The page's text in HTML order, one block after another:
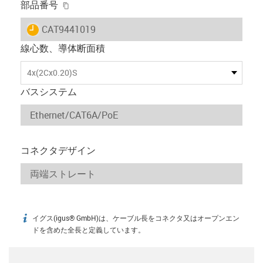
部品番号
igus-icon-lieferzeit
CAT9441019
線心数、導体断面積
4x(2Cx0.20)S
バスシステム
コネクタデザイン
igus-icon-info
イグス(igus® GmbH)は、ケーブル長をコネクタ又はオープンエン
ドを含めた全長と定義しています。